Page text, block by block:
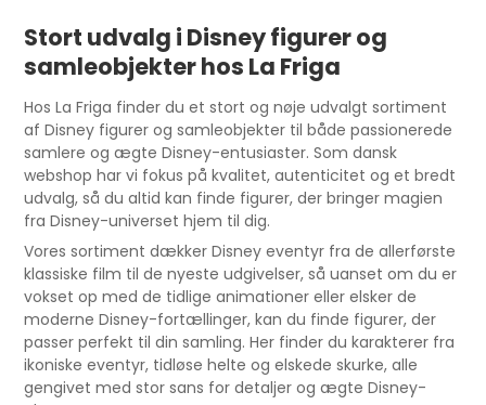
Stort udvalg i Disney figurer og
samleobjekter hos La Friga
Hos La Friga finder du et stort og nøje udvalgt sortiment
af Disney figurer og samleobjekter til både passionerede
samlere og ægte Disney-entusiaster. Som dansk
webshop har vi fokus på kvalitet, autenticitet og et bredt
udvalg, så du altid kan finde figurer, der bringer magien
fra Disney-universet hjem til dig.
Vores sortiment dækker Disney eventyr fra de allerførste
klassiske film til de nyeste udgivelser, så uanset om du er
vokset op med de tidlige animationer eller elsker de
moderne Disney-fortællinger, kan du finde figurer, der
passer perfekt til din samling. Her finder du karakterer fra
ikoniske eventyr, tidløse helte og elskede skurke, alle
gengivet med stor sans for detaljer og ægte Disney-